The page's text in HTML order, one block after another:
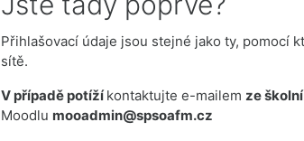
Přihlašovací údaje jsou stejné jako ty, pomocí
sítě.
V případě potížíkontaktujte e-mailem ze
Moodlu mooadmin@spsoafm.cz